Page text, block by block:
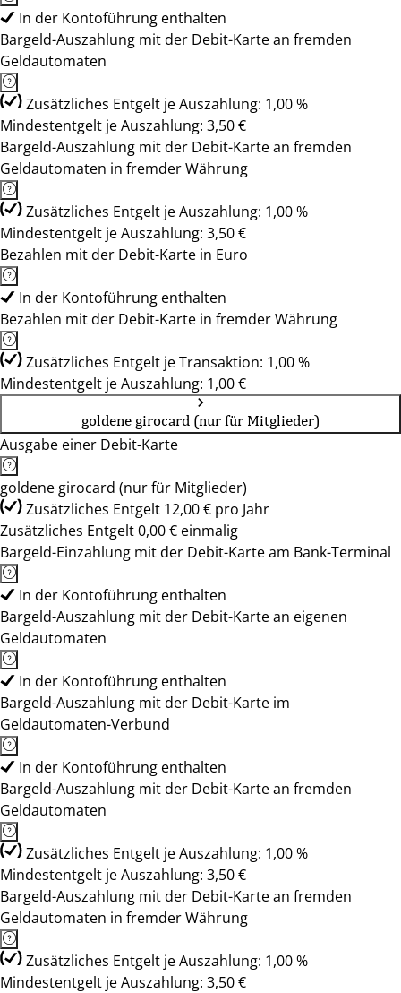
In der Kontoführung enthalten
Bargeld-Auszahlung mit der Debit-Karte an fremden
Geldautomaten
Zusätzliches Entgelt je Auszahlung: 1,00 %
Mindestentgelt je Auszahlung: 3,50 €
Bargeld-Auszahlung mit der Debit-Karte an fremden
Geldautomaten in fremder Währung
Zusätzliches Entgelt je Auszahlung: 1,00 %
Mindestentgelt je Auszahlung: 3,50 €
Bezahlen mit der Debit-Karte in Euro
In der Kontoführung enthalten
Bezahlen mit der Debit-Karte in fremder Währung
Zusätzliches Entgelt je Transaktion: 1,00 %
Mindestentgelt je Auszahlung: 1,00 €
goldene girocard (nur für Mitglieder)
Ausgabe einer Debit-Karte
goldene girocard (nur für Mitglieder)
Zusätzliches Entgelt 12,00 € pro Jahr
Zusätzliches Entgelt 0,00 € einmalig
Bargeld-Einzahlung mit der Debit-Karte am Bank-Terminal
In der Kontoführung enthalten
Bargeld-Auszahlung mit der Debit-Karte an eigenen
Geldautomaten
In der Kontoführung enthalten
Bargeld-Auszahlung mit der Debit-Karte im
Geldautomaten-Verbund
In der Kontoführung enthalten
Bargeld-Auszahlung mit der Debit-Karte an fremden
Geldautomaten
Zusätzliches Entgelt je Auszahlung: 1,00 %
Mindestentgelt je Auszahlung: 3,50 €
Bargeld-Auszahlung mit der Debit-Karte an fremden
Geldautomaten in fremder Währung
Zusätzliches Entgelt je Auszahlung: 1,00 %
Mindestentgelt je Auszahlung: 3,50 €